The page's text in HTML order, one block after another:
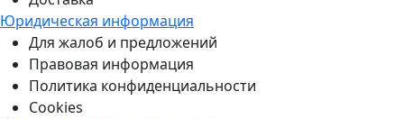
Юридическая информация
Для жалоб и предложений
Правовая информация
Политика конфиденциальности
Cookies